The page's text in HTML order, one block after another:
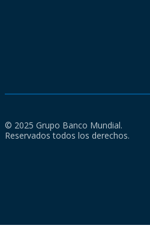
© 2025 Grupo Banco Mundial.
Reservados todos los derechos.